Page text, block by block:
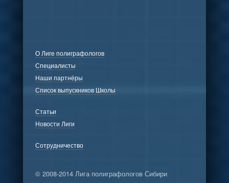
О Лиге полиграфологов
Специалисты
Наши партнёры
Список выпускников Школы
Статьи
Новости Лиги
Сотрудничество
© 2008-2014 Лига полиграфологов Сибири